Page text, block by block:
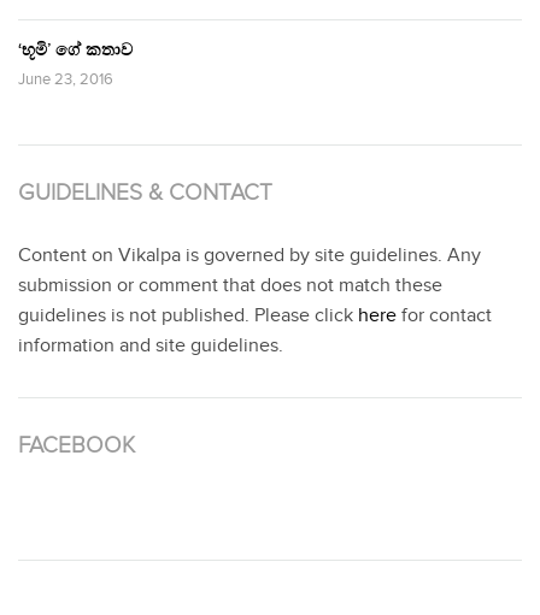
‘භූමි’ ගේ කතාව
June 23, 2016
GUIDELINES & CONTACT
Content on Vikalpa is governed by site guidelines. Any
submission or comment that does not match these
guidelines is not published. Please click here for contact
information and site guidelines.
FACEBOOK